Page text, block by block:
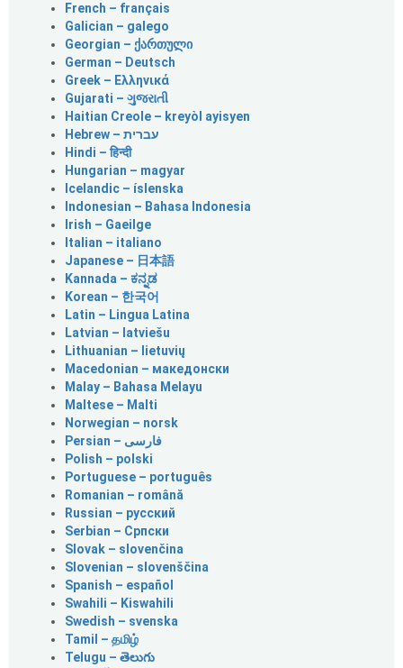
French – français
Galician – galego
Georgian – ქართული
German – Deutsch
Greek – Ελληνικά
Gujarati – ગુજરાતી
Haitian Creole – kreyòl ayisyen
Hindi – हिन्दी
Hungarian – magyar
Icelandic – íslenska
Indonesian – Bahasa Indonesia
Irish – Gaeilge
Italian – italiano
Japanese – 日本語
Kannada – ಕನ್ನಡ
Korean – 한국어
Latin – Lingua Latina
Latvian – latviešu
Lithuanian – lietuvių
Macedonian – македонски
Malay – Bahasa Melayu
Maltese – Malti
Norwegian – norsk
Polish – polski
Portuguese – português
Romanian – română
Russian – русский
Serbian – Српски
Slovak – slovenčina
Slovenian – slovenščina
Spanish – español
Swahili – Kiswahili
Swedish – svenska
Tamil – தமிழ்
Telugu – తెలుగు